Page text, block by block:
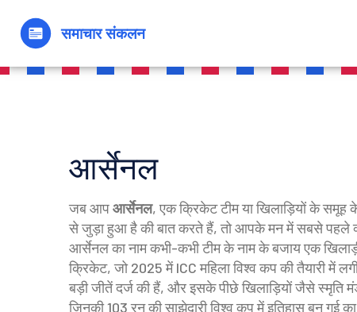
आर्सेनल
जब आपआर्सेनल,एक क्रिकेट टीम या खिलाड़ियों के समूह
से जुड़ा हुआ हैकी बात करते हैं, तो आपके मन में सबसे पहले
आर्सेनल का नाम कभी-कभी टीम के नाम के बजाय एक
क्रिकेट,जो 2025 में ICC महिला विश्व कप की तैयारी में
बड़ी जीतें दर्ज की हैं, और इसके पीछे खिलाड़ियों जैसेस्मृति
जिनकी 103 रन की साझेदारी विश्व कप में इतिहास बन गईका